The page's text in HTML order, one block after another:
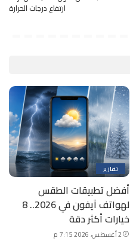
ارتفاع درجات الحرارة
تقارير
أفضل تطبيقات الطقس
لهواتف آيفون في 2026.. 8
خيارات أكثر دقة
2 أغسطس، 2026 7:15 م